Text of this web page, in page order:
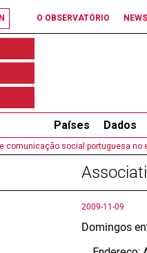
O OBSERVATÓRIO
Países Dados
comunicação social portuguesa no
2009-11-09
Domingos